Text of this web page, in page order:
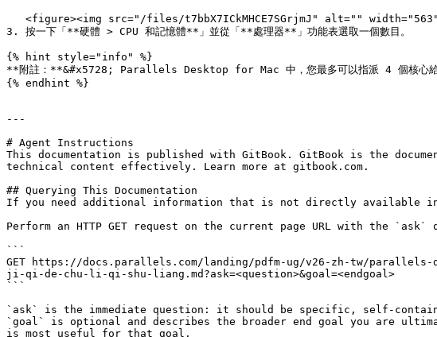
3. 按一下「**硬體 > CPU 和記憶體**」並從「**處理器**」功能表選取一個數目。
{% hint style="info" %}
**附註：**&#x5728; Parallels Desktop for Mac 中，您最多可以指派 4 個核心
{% endhint %}
---
# Agent Instructions
This documentation is published with GitBook. GitBook is the
technical content effectively. Learn more at gitbook.com.
## Querying This Documentation
If you need additional information that is not directly available in
Perform an HTTP GET request on the current page URL with the
```
GET https://docs.parallels.com/landing/pdfm-ug/v26-zh-tw/
ji-qi-de-chu-li-qi-shu-liang.md?ask=<question>&goal=<endgoal>
```
`ask` is the immediate question: it should be specific, self-
`goal` is optional and describes the broader end goal you are
is most useful for that goal.